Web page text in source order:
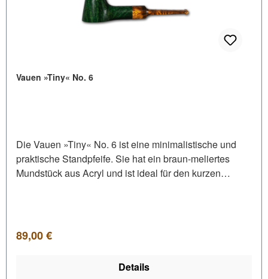
Vauen »Tiny« No. 6
Die Vauen »Tiny« No. 6 ist eine minimalistische und
praktische Standpfeife. Sie hat ein braun-meliertes
Mundstück aus Acryl und ist ideal für den kurzen
Regulärer Preis:
89,00 €
Details